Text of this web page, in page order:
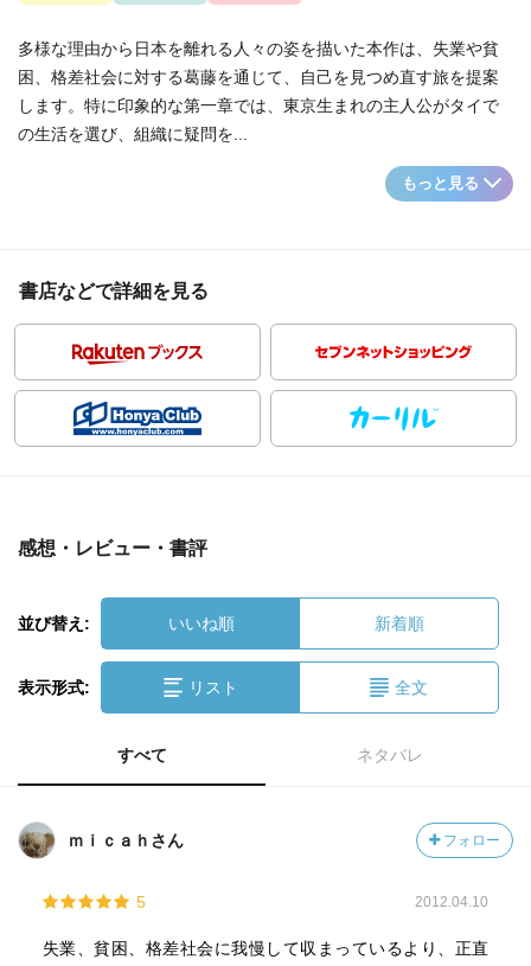
多様な理由から日本を離れる人々の姿を描いた本作は、失業や貧
困、格差社会に対する葛藤を通じて、自己を見つめ直す旅を提案
します。特に印象的な第一章では、東京生まれの主人公がタイで
の生活を選び、組織に疑問を...
もっと見る
書店などで詳細を見る
感想・レビュー・書評
並び替え: いいね順 新着順
表示形式: リスト 全文
すべて ネタバレ
ｍｉｃａｈさん フォロー
5 2012.04.10
失業、貧困、格差社会に我慢して収まっているより、正直